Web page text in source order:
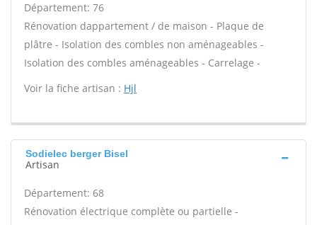
Département: 76
Rénovation dappartement / de maison - Plaque de
plâtre - Isolation des combles non aménageables -
Isolation des combles aménageables - Carrelage -
Voir la fiche artisan : Hjl
Sodielec berger Bisel
Artisan
Département: 68
Rénovation électrique complète ou partielle -